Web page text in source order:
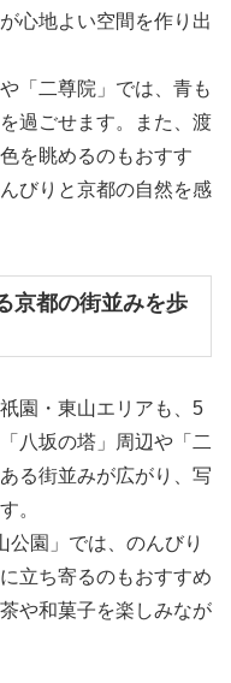
心地よい空間を作り出
「二尊院」では、青も
過ごせます。また、渡
を眺めるのもおすす
びりと京都の自然を感
京都の街並みを歩
園・東山エリアも、5
八坂の塔」周辺や「二
る街並みが広がり、写
。
公園」では、のんびり
立ち寄るのもおすすめ
や和菓子を楽しみなが